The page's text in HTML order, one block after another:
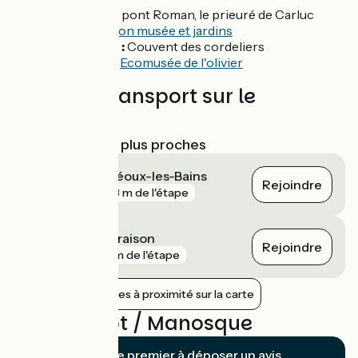
: Le pont Roman, le prieuré de Carluc
Salagon musée et jardins
Forcalquier :Couvent des cordeliers
Ecomusée de l'olivier
Trains et transport sur le
Gares SNCF les plus proches
Manosque - Gréoux-les-Bains
903 m de l'étape Rejoindre
La Brillanne - Oraison
4 km de l'étape Rejoindre
Afficher les gares à proximité sur la carte
Avis sur Apt / Manosque
Soyez le premier à déposer un avis.